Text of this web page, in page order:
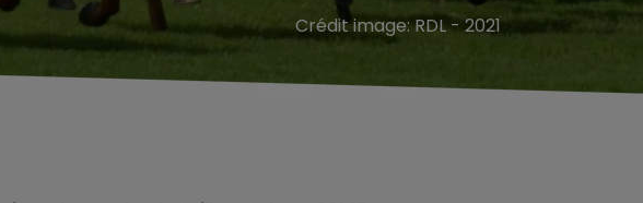
Crédit image:RDL - 2021